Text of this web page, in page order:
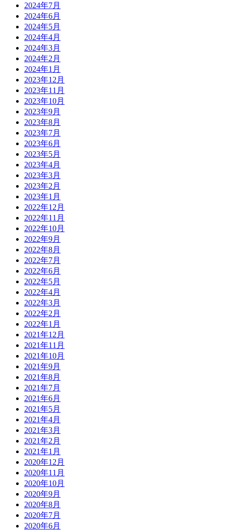
2024年7月
2024年6月
2024年5月
2024年4月
2024年3月
2024年2月
2024年1月
2023年12月
2023年11月
2023年10月
2023年9月
2023年8月
2023年7月
2023年6月
2023年5月
2023年4月
2023年3月
2023年2月
2023年1月
2022年12月
2022年11月
2022年10月
2022年9月
2022年8月
2022年7月
2022年6月
2022年5月
2022年4月
2022年3月
2022年2月
2022年1月
2021年12月
2021年11月
2021年10月
2021年9月
2021年8月
2021年7月
2021年6月
2021年5月
2021年4月
2021年3月
2021年2月
2021年1月
2020年12月
2020年11月
2020年10月
2020年9月
2020年8月
2020年7月
2020年6月